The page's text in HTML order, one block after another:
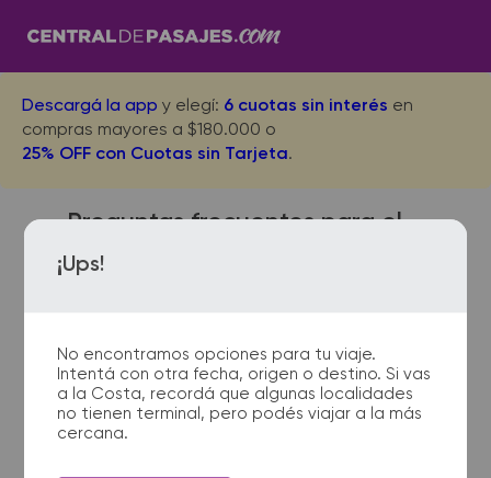
Descargá la app y elegí: 6 cuotas sin interés en
compras mayores a $180.000 o
25% OFF con Cuotas sin Tarjeta.
¡Ups!
No encontramos opciones para tu viaje.
Intentá con otra fecha, origen o destino. Si vas
a la Costa, recordá que algunas localidades
no tienen terminal, pero podés viajar a la más
cercana.
Preguntas frecuentes para el
viaje desde Bolivar a Bonifacio
¿Dónde quedan las
terminales de micro de
Bolivar a Bonifacio?